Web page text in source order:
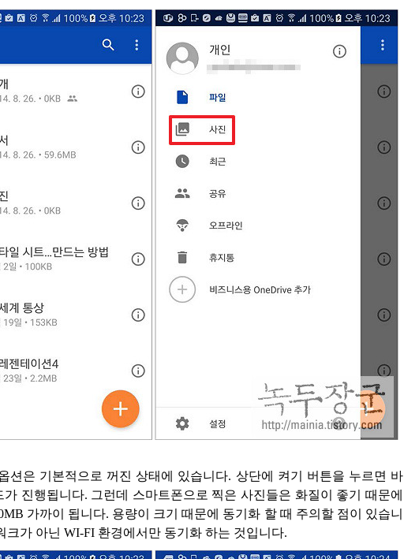
션은 기본적으로 꺼진 상태에 있습니다. 상단에 켜기 버튼을 누르면 바
가 진행됩니다. 그런데 스마트폰으로 찍은 사진들은 화질이 좋기 때문에
가까이 됩니다. 용량이 크기 때문에 동기화 할 때 주의할 점이 있습니
크가 아닌 WI-FI 환경에서만 동기화 하는 것입니다.